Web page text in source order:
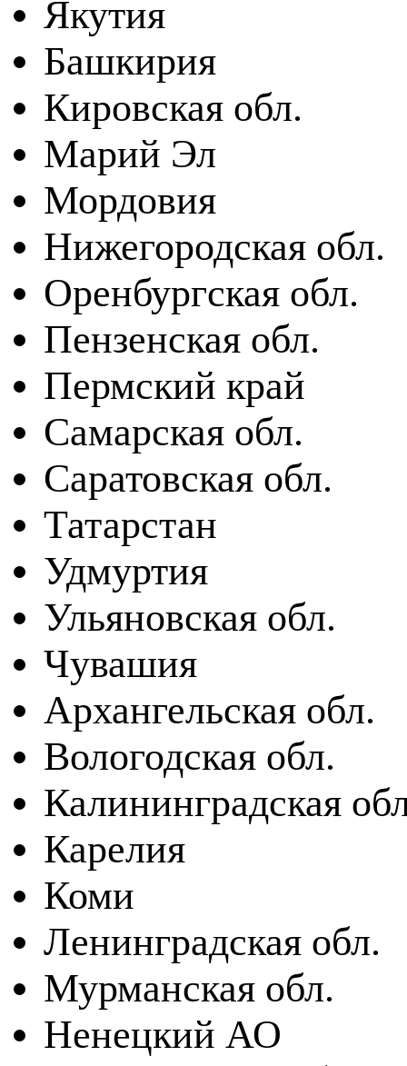
Якутия
Башкирия
Кировская обл.
Марий Эл
Мордовия
Нижегородская обл.
Оренбургская обл.
Пензенская обл.
Пермский край
Самарская обл.
Саратовская обл.
Татарстан
Удмуртия
Ульяновская обл.
Чувашия
Архангельская обл.
Вологодская обл.
Калининградская
Карелия
Коми
Ленинградская обл.
Мурманская обл.
Ненецкий АО